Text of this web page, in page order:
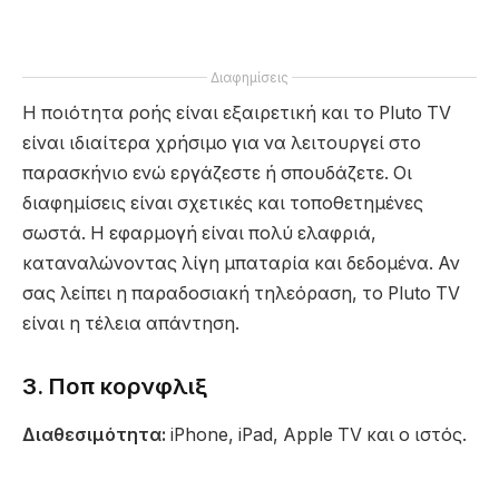
Διαφημίσεις
Η ποιότητα ροής είναι εξαιρετική και το Pluto TV
είναι ιδιαίτερα χρήσιμο για να λειτουργεί στο
παρασκήνιο ενώ εργάζεστε ή σπουδάζετε. Οι
διαφημίσεις είναι σχετικές και τοποθετημένες
σωστά. Η εφαρμογή είναι πολύ ελαφριά,
καταναλώνοντας λίγη μπαταρία και δεδομένα. Αν
σας λείπει η παραδοσιακή τηλεόραση, το Pluto TV
είναι η τέλεια απάντηση.
3. Ποπ κορνφλιξ
Διαθεσιμότητα: iPhone, iPad, Apple TV και ο ιστός.